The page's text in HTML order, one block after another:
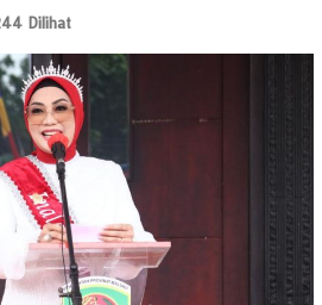
Dilihat